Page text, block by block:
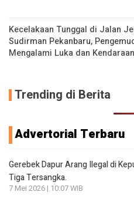
Kecelakaan Tunggal di Jalan
Sudirman Pekanbaru,
Mengalami Luka dan
Trending di Berita
Advertorial Terbaru
Gerebek Dapur Arang Ilegal di
Tiga Tersangka.
7 Mei 2026 | 10:07 WIB